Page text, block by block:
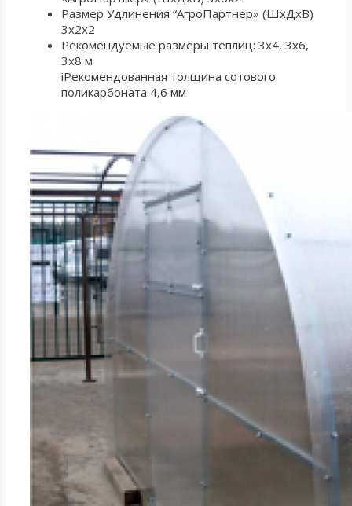
Размер Удлинения “АгроПартнер» (ШхДхВ)
3х2х2
Рекомендуемые размеры теплиц: 3х4, 3х6,
3х8 м
iРекомендованная толщина сотового
поликарбоната 4,6 мм